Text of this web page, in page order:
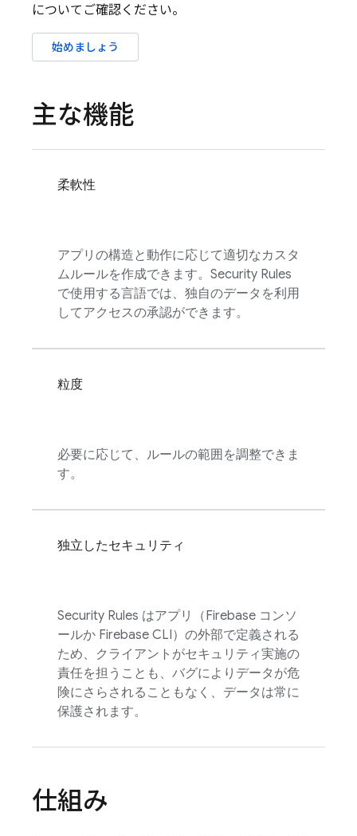
についてご確認ください。
始めましょう
主な機能
柔軟性
アプリの構造と動作に応じて適切なカスタ
ムルールを作成できます。 Security Rules
で使用する言語では、独自のデータを利用
してアクセスの承認ができます。
粒度
必要に応じて、ルールの範囲を調整できま
す。
独立したセキュリティ
Security Rules はアプリ（Firebase コンソ
ールか Firebase CLI）の外部で定義される
ため、クライアントがセキュリティ実施の
責任を担うことも、バグによりデータが危
険にさらされることもなく、データは常に
保護されます。
仕組み